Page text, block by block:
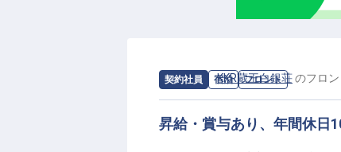
研修制度や資格取得奨励を通
充実。
移住サポートもあり、新しい
現できます。
契約社員 宿泊 フロント
求人情報：KKR蔵王白銀荘のフロン
昇給・賞与あり、年間休日